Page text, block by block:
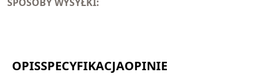
OPISSPECYFIKACJAOPINIE